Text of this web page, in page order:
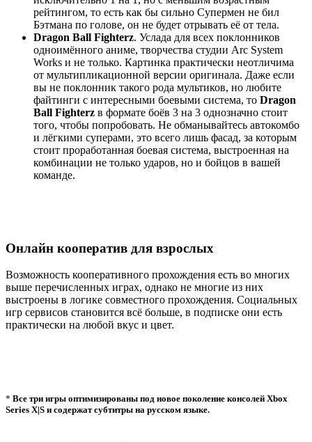
рейтингом, то есть как бы сильно Супермен не бил
Бэтмана по голове, он не будет отрывать её от тела.
Dragon Ball Fighterz. Услада для всех поклонников
одноимённого аниме, творчества студии Arc System
Works и не только. Картинка практически неотличима
от мультипликационной версии оригинала. Даже если
вы не поклонник такого рода мультиков, но любите
файтинги с интересными боевыми система, то Dragon
Ball Fighterz в формате боёв 3 на 3 однозначно стоит
того, чтобы попробовать. Не обманывайтесь автокомбо
и лёгкими суперами, это всего лишь фасад, за которым
стоит проработанная боевая система, выстроенная на
комбинации не только ударов, но и бойцов в вашей
команде.
Онлайн кооператив для взрослых
Возможность кооперативного прохождения есть во многих
выше перечисленных играх, однако не многие из них
выстроены в логике совместного прохождения. Социальных
игр сервисов становится всё больше, в подписке они есть
практически на любой вкус и цвет.
* Все три игры оптимизированы под новое поколение консолей Xbox
Series X|S и содержат субтитры на русском языке.